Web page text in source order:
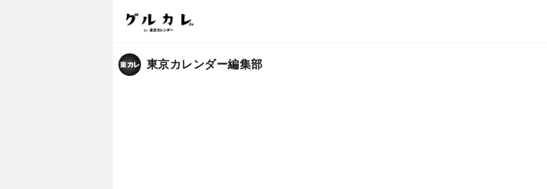
東京カレンダー編集部